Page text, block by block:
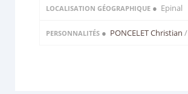
LOCALISATION GÉOGRAPHIQUE ● Epinal
PERSONNALITÉS ● PONCELET Christian /